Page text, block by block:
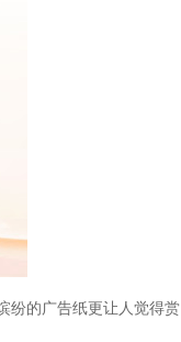
纷的广告纸更让人觉得赏